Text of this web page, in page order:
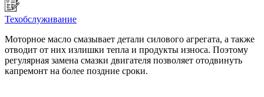
Техобслуживание
Моторное масло смазывает детали силового агрегата, а также
отводит от них излишки тепла и продукты износа. Поэтому
регулярная замена смазки двигателя позволяет отодвинуть
капремонт на более поздние сроки.